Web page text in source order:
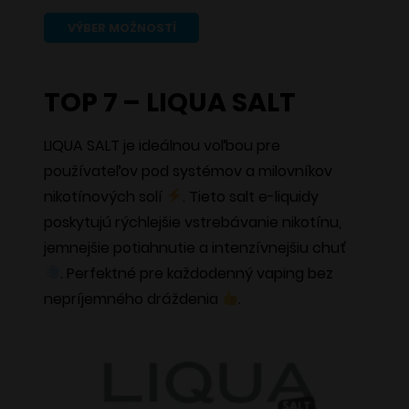
4,90 €
through
VÝBER MOŽNOSTÍ
viacero
Možnosti
si
môžete
vybrať
na
stránke
produktu.
TOP 7 – LIQUA SALT
LIQUA SALT je ideálnou voľbou pre
používateľov pod systémov a milovníkov
nikotínových solí
. Tieto salt e-liquidy
poskytujú rýchlejšie vstrebávanie nikotínu,
jemnejšie potiahnutie a intenzívnejšiu chuť
. Perfektné pre každodenný vaping bez
nepríjemného dráždenia
.